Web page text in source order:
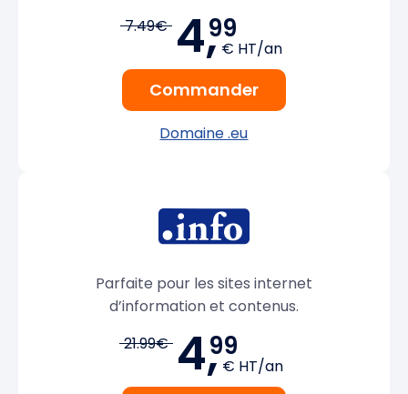
7.49€ 4,99
€ HT/an
Commander
Domaine .eu
Parfaite pour les sites internet
d’information et contenus.
21.99€ 4,99
€ HT/an